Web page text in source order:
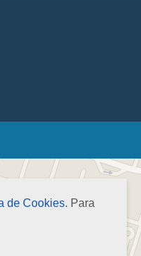
de Cookies. Para